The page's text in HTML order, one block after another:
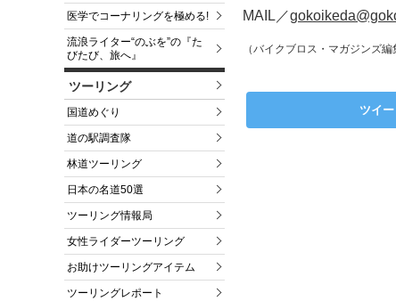
医学でコーナリングを極める!
流浪ライター“のぶを”の『た
びたび、旅へ』
ツーリング
国道めぐり
道の駅調査隊
林道ツーリング
日本の名道50選
ツーリング情報局
女性ライダーツーリング
お助けツーリングアイテム
ツーリングレポート
MAIL／
（バイクブロス・マガジンズ編
ツイ